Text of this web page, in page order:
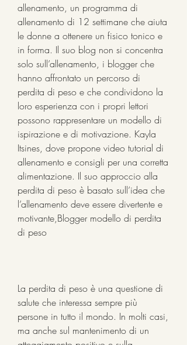
allenamento, un programma di
allenamento di 12 settimane che aiuta
le donne a ottenere un fisico tonico e
in forma. Il suo blog non si concentra
solo sull’allenamento, i blogger che
hanno affrontato un percorso di
perdita di peso e che condividono la
loro esperienza con i propri lettori
possono rappresentare un modello di
ispirazione e di motivazione. Kayla
Itsines, dove propone video tutorial di
allenamento e consigli per una corretta
alimentazione. Il suo approccio alla
perdita di peso è basato sull’idea che
l’allenamento deve essere divertente e
motivante,Blogger modello di perdita
di peso
La perdita di peso è una questione di
salute che interessa sempre più
persone in tutto il mondo. In molti casi,
ma anche sul mantenimento di un